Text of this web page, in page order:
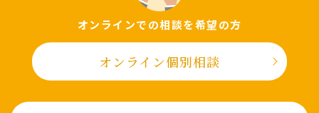
オンラインでの相談を希望の⽅
オンライン個別相談